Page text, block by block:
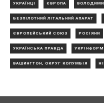
УКРАЇНЦІ ЄВРОПА
БЕЗПІЛОТНИЙ ЛІТАЛЬНИЙ АПАРАТ
ЄВРОПЕЙСЬКИЙ СОЮЗ РОСІЯНИ
УКРАЇНСЬКА ПРАВДА УКРІНФОРМ
ВАШИНГТОН, ОКРУГ КОЛУМБІЯ